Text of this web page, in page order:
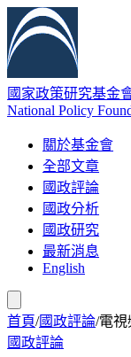
國家政策研究基金
National Policy
關於基金會
全部文章
國政評論
國政分析
國政研究
最新消息
English
首頁/國政評論/電視
國政評論